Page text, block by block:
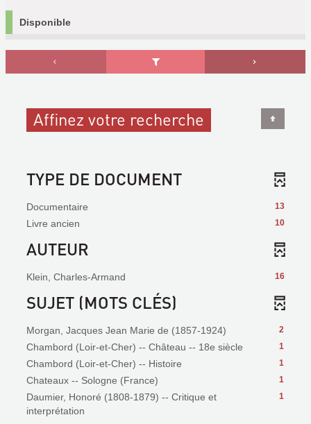
Disponible
Affinez votre recherche
TYPE DE DOCUMENT
13
Documentaire
10
Livre ancien
AUTEUR
16
Klein, Charles-Armand
SUJET (MOTS CLÉS)
2
Morgan, Jacques Jean Marie de (1857-1924)
1
Chambord (Loir-et-Cher) -- Château -- 18e siècle
1
Chambord (Loir-et-Cher) -- Histoire
1
Chateaux -- Sologne (France)
1
Daumier, Honoré (1808-1879) -- Critique et
interprétation